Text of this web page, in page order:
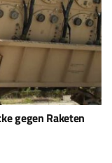
gegen Raketen